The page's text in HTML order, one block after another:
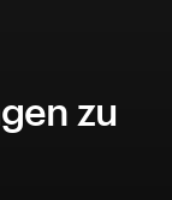
zu